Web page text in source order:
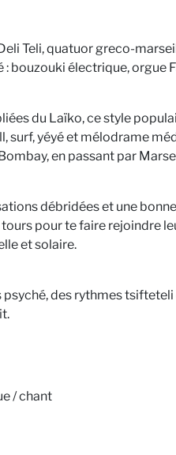
Teli, quatuor greco-
bouzouki électrique, orgue
du Laïko, ce style
surf, yéyé et mélodrame
en passant par
débridées et une
pour te faire rejoindre
et solaire.
des rythmes
/ chant